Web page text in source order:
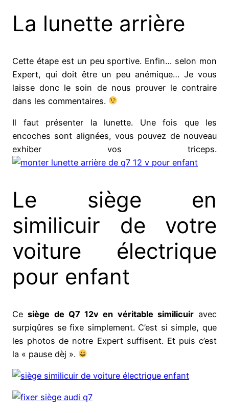
La lunette arrière
Cette étape est un peu sportive. Enfin… selon mon
Expert, qui doit être un peu anémique… Je vous
laisse donc le soin de nous prouver le contraire
dans les commentaires.
Il faut présenter la lunette. Une fois que les
encoches sont alignées, vous pouvez de nouveau
exhiber vos triceps.
Le siège en
similicuir de votre
voiture électrique
pour enfant
Cesiège de Q7 12v en véritable similicuiravec
surpiqûres se fixe simplement. C’est si simple, que
les photos de notre Expert suffisent. Et puis c’est
la « pause dèj ».